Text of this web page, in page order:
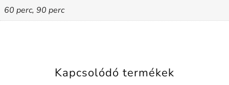
60 perc, 90 perc
Kapcsolódó termékek